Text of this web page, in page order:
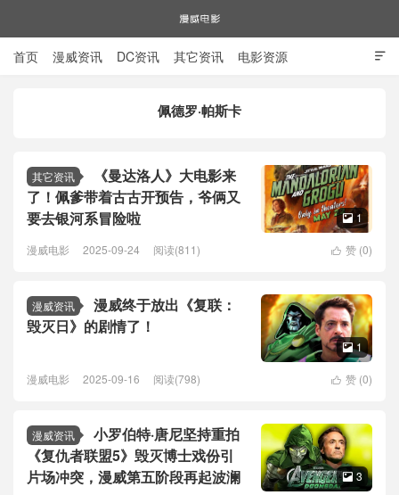

首页 漫威资讯 DC资讯 其它资讯 电影资源
佩德罗·帕斯卡
其它资讯
《曼达洛人》大电影来
了！佩爹带着古古开预告，爷俩又
要去银河系冒险啦
 1
 赞 (0)
漫威电影 2025-09-24 阅读(811)
漫威资讯
漫威终于放出《复联：
毁灭日》的剧情了！
 1
 赞 (0)
漫威电影 2025-09-16 阅读(798)
漫威资讯
小罗伯特·唐尼坚持重拍
《复仇者联盟5》毁灭博士戏份引
片场冲突，漫威第五阶段再起波澜
 3